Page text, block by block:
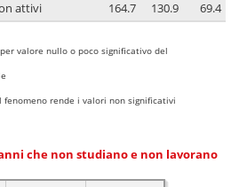
attivi 164.7 130.9 69.4
valore nullo o poco significativo del
fenomeno rende i valori non significativi
che non studiano e non lavorano